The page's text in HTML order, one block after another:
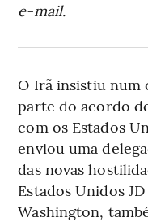
e-mail.
O Irã insistiu num
parte do acordo
com os Estados
enviou uma
das novas
Estados Unidos
Washington,